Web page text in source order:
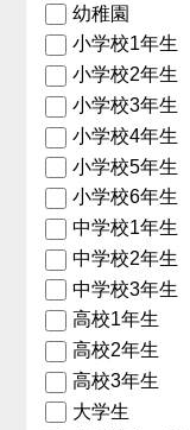
幼稚園
小学校1年生
小学校2年生
小学校3年生
小学校4年生
小学校5年生
小学校6年生
中学校1年生
中学校2年生
中学校3年生
高校1年生
高校2年生
高校3年生
大学生